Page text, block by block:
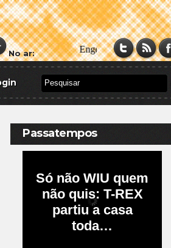
No ar:
Passatempos